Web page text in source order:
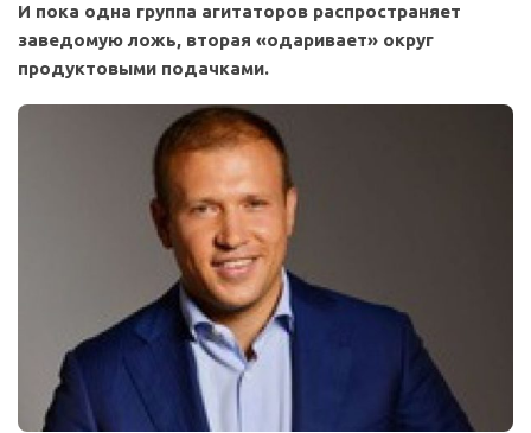
И пока одна группа агитаторов распространяет
заведомую ложь, вторая «одаривает» округ
продуктовыми подачками.